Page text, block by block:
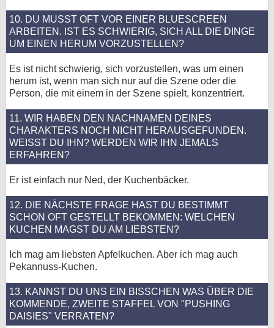
10. DU MUSST OFT VOR EINER BLUESCREEN
ARBEITEN. IST ES SCHWIERIG, SICH ALL DIE DINGE
UM EINEN HERUM VORZUSTELLEN?
Es ist nicht schwierig, sich vorzustellen, was um einen
herum ist, wenn man sich nur auf die Szene oder die
Person, die mit einem in der Szene spielt, konzentriert.
11. WIR HABEN DEN NACHNAMEN DEINES
CHARAKTERS NOCH NICHT HERAUSGEFUNDEN.
WEISST DU IHN? WERDEN WIR IHN JEMALS E
RFAHREN?
Er ist einfach nur Ned, der Kuchenbäcker.
12. DIE NÄCHSTE FRAGE HAST DU BESTIMMT
SCHON OFT GESTELLT BEKOMMEN: WELCHEN
KUCHEN MAGST DU AM LIEBSTEN?
Ich mag am liebsten Apfelkuchen. Aber ich mag auch
Pekannuss-Kuchen.
13. KANNST DU UNS EIN BISSCHEN WAS ÜBER DIE
KOMMENDE, ZWEITE STAFFEL VON "PUSHING
DAISIES" VERRATEN?